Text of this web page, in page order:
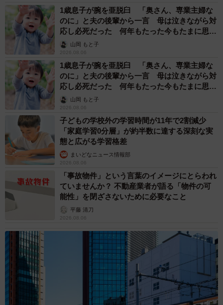
処方箋をよく見ると、ちゃんとこうしたチェック項目があるそうです。
ここにチェックがあると、ジェネリック医薬品には変えられません。知
らなかった！（画像提供：中野昇さん）
動画へのコメントにも、
1歳息子が腕を亜脱臼 「奥さん、専業主婦な
のに」と夫の後輩から一言 母は泣きながら対
応し必死だった 何年もたった今もたまに思い
出し…山岡 もと子
2026.08.06
1歳息子が腕を亜脱臼 「奥さん、専業主婦な
のに」と夫の後輩から一言 母は泣きながら対
応し必死だった 何年もたった今もたまに思い
出し…山岡 もと子
2026.08.06
子どもの学校外の学習時間が11年で2割減少
「家庭学習0分層」が約半数に達する深刻な実
態と広がる学習格差
まいどなニュース情報部
2026.08.06
「事故物件」という言葉のイメージにとらわれ
ていませんか？ 不動産業者が語る「物件の可
能性」を閉ざさないために必要なこと
平藤 清刀
2026.08.06